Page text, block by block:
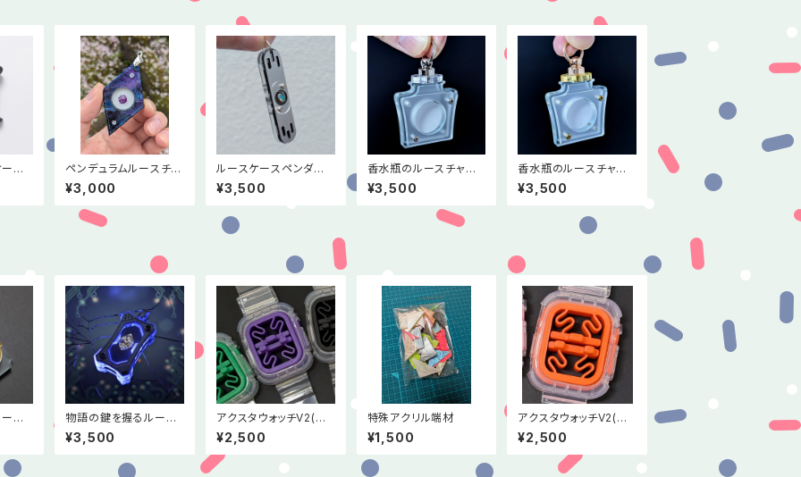
ス
ペンデュラムルースチャ
ーム＜宇宙＞
¥3,000
ルースケースペンダント
トップ＜スティック＞
¥3,500
香水瓶のルースチャー
ム1(リニューアル版)クリ
ア×シルバー
¥3,500
香水瓶のルースチャー
ム1(リニューアル版)クリ
ア×ゴールド
¥3,500
チ<
物語の鍵を握るルース
ケース
¥3,500
アクスタウォッチV2(バ
イオレット)
¥2,500
特殊アクリル端材
¥1,500
アクスタウォッチV2(オ
レンジ)
¥2,500